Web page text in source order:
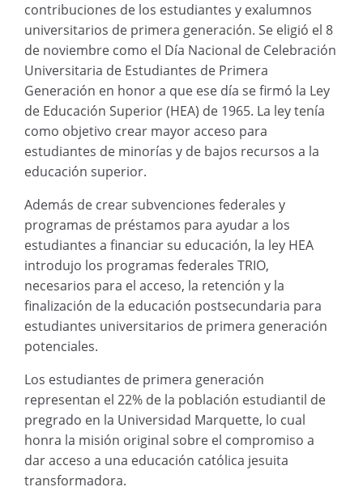
contribuciones de los estudiantes y exalumnos
universitarios de primera generación. Se eligió el 8
de noviembre como el Día Nacional de Celebración
Universitaria de Estudiantes de Primera
Generación en honor a que ese día se firmó la Ley
de Educación Superior (HEA) de 1965. La ley tenía
como objetivo crear mayor acceso para
estudiantes de minorías y de bajos recursos a la
educación superior.
Además de crear subvenciones federales y
programas de préstamos para ayudar a los
estudiantes a financiar su educación, la ley HEA
introdujo los programas federales TRIO,
necesarios para el acceso, la retención y la
finalización de la educación postsecundaria para
estudiantes universitarios de primera generación
potenciales.
Los estudiantes de primera generación
representan el 22% de la población estudiantil de
pregrado en la Universidad Marquette, lo cual
honra la misión original sobre el compromiso a
dar acceso a una educación católica jesuita
transformadora.